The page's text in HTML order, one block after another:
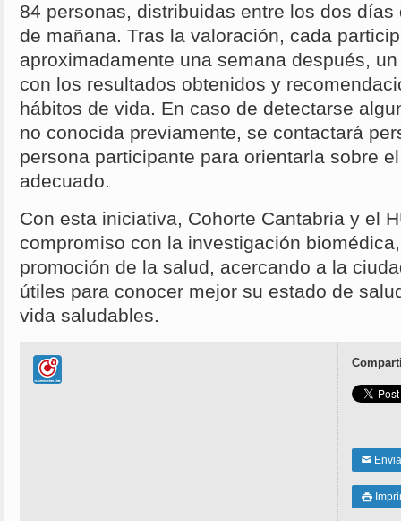
84 personas, distribuidas entre los dos
de mañana. Tras la valoración, cada
aproximadamente una semana después,
con los resultados obtenidos y
hábitos de vida. En caso de detectarse
no conocida previamente, se contactará
persona participante para orientarla sobre
adecuado.
Con esta iniciativa, Cohorte Cantabria y el
compromiso con la investigación
promoción de la salud, acercando a la
útiles para conocer mejor su estado de
vida saludables.
✉
